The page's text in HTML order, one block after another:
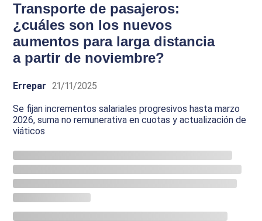
Transporte de pasajeros:
¿cuáles son los nuevos
aumentos para larga distancia
a partir de noviembre?
Errepar 21/11/2025
Se fijan incrementos salariales progresivos hasta marzo
2026, suma no remunerativa en cuotas y actualización de
viáticos